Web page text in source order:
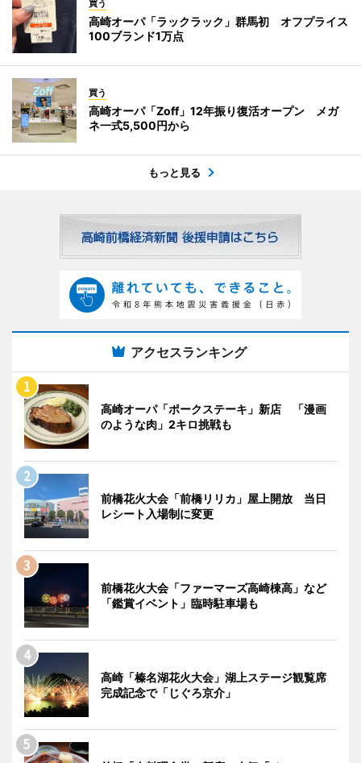
買う
高崎オーパ「ラックラック」群馬初 オフプライス
100ブランド1万点
買う
高崎オーパ「Zoff」12年振り復活オープン メガ
ネ一式5,500円から
もっと見る
アクセスランキング
高崎オーパ「ポークステーキ」新店 「漫画
のような肉」2キロ挑戦も
前橋花火大会「前橋リリカ」屋上開放 当日
レシート入場制に変更
前橋花火大会「ファーマーズ高崎棟高」など
「鑑賞イベント」臨時駐車場も
高崎「榛名湖花火大会」湖上ステージ観覧席
完成記念で「じぐろ京介」